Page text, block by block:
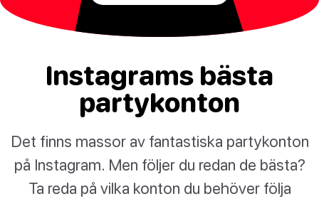
Instagrams bästa
partykonton
Det finns massor av fantastiska partykonton
på Instagram. Men följer du redan de bästa?
Ta reda på vilka konton du behöver följa